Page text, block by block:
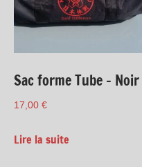
Sac forme Tube – Noir
17,00 €
Lire la suite